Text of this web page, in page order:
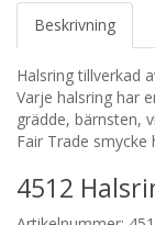
Beskrivning
Halsring tillverkad
Varje halsring har
grädde, bärnsten,
Fair Trade
4512